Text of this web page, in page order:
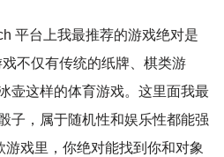
平台上我最推荐的游戏绝对是
戏不仅有传统的纸牌、棋类游
壶这样的体育游戏。这里面我最
子，属于随机性和娱乐性都能强
戏里，你绝对能找到你和对象